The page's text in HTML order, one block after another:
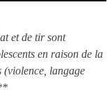
et de tir sont
en raison de la
(violence, langage